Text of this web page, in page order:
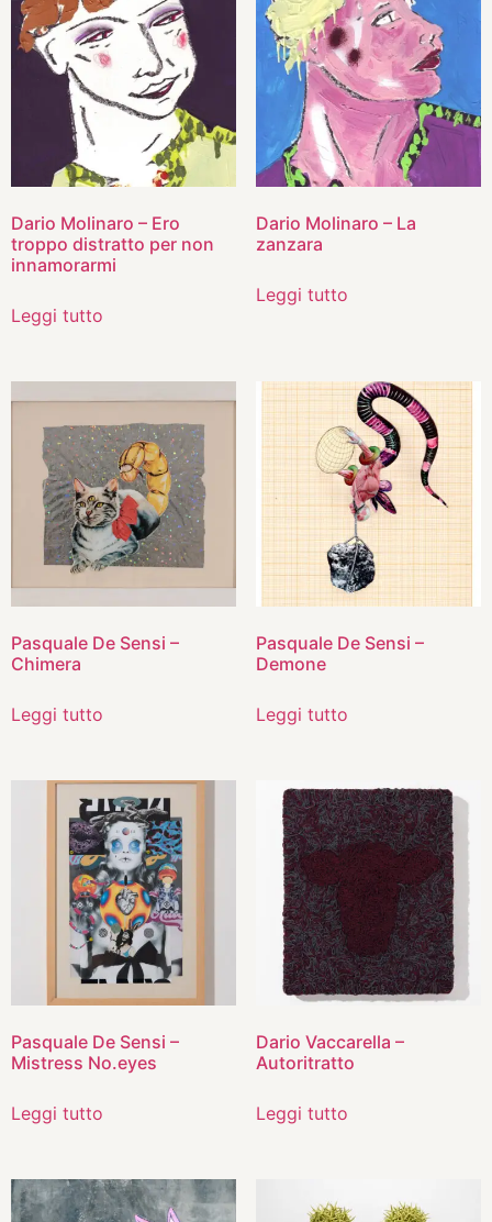
Dario Molinaro – Ero
troppo distratto per non
innamorarmi
Leggi tutto
Dario Molinaro – La
zanzara
Leggi tutto
Pasquale De Sensi –
Chimera
Leggi tutto
Pasquale De Sensi –
Demone
Leggi tutto
Pasquale De Sensi –
Mistress No.eyes
Leggi tutto
Dario Vaccarella –
Autoritratto
Leggi tutto